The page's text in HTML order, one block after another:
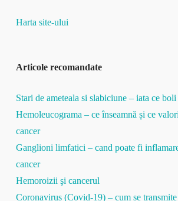
Harta site-ului
Articole recomandate
Stari de ameteala si slabiciune – iata ce
Hemoleucograma – ce înseamnă și ce
cancer
Ganglioni limfatici – cand poate fi
cancer
Hemoroizii şi cancerul
Coronavirus (Covid-19) – cum se